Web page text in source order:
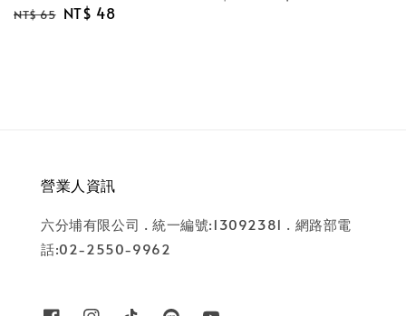
Regular
NT$ 65 Sale
NT$ 48
營業人資訊
六分埔有限公司 . 統一編號:13092381 . 網路部電
話:02-2550-9962